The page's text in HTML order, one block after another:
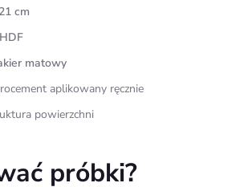
cm
matowy
aplikowany ręcznie
powierzchni
próbki?